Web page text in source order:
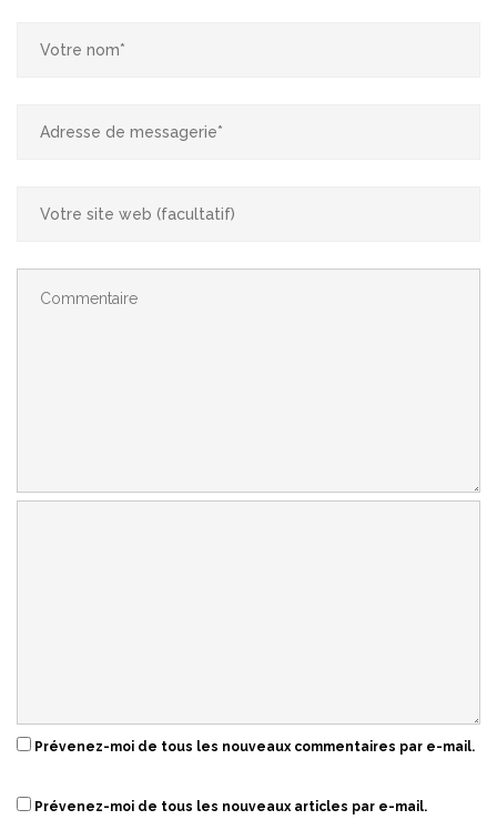
Prévenez-moi de tous les nouveaux commentaires par e-mail.
Prévenez-moi de tous les nouveaux articles par e-mail.